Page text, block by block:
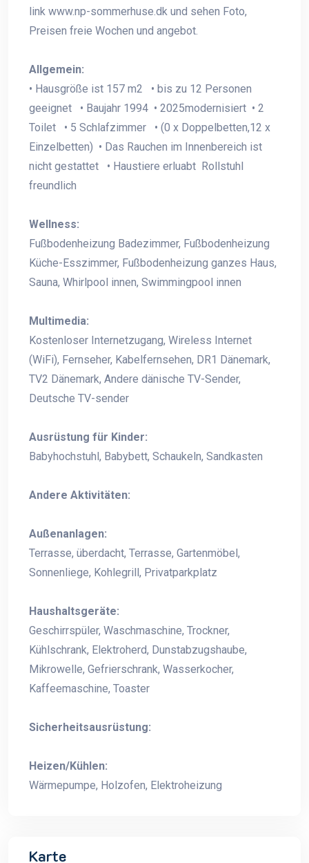
link www.np-sommerhuse.dk und sehen Foto,
Preisen freie Wochen und angebot.
Allgemein:
• Hausgröße ist 157 m2 • bis zu 12 Personen
geeignet • Baujahr 1994 • 2025modernisiert • 2
Toilet • 5 Schlafzimmer • (0 x Doppelbetten,12 x
Einzelbetten) • Das Rauchen im Innenbereich ist
nicht gestattet • Haustiere erluabt Rollstuhl
freundlich
Wellness:
Fußbodenheizung Badezimmer, Fußbodenheizung
Küche-Esszimmer, Fußbodenheizung ganzes Haus,
Sauna, Whirlpool innen, Swimmingpool innen
Multimedia:
Kostenloser Internetzugang, Wireless Internet
(WiFi), Fernseher, Kabelfernsehen, DR1 Dänemark,
TV2 Dänemark, Andere dänische TV-Sender,
Deutsche TV-sender
Ausrüstung für Kinder:
Babyhochstuhl, Babybett, Schaukeln, Sandkasten
Andere Aktivitäten:
Außenanlagen:
Terrasse, überdacht, Terrasse, Gartenmöbel,
Sonnenliege, Kohlegrill, Privatparkplatz
Haushaltsgeräte:
Geschirrspüler, Waschmaschine, Trockner,
Kühlschrank, Elektroherd, Dunstabzugshaube,
Mikrowelle, Gefrierschrank, Wasserkocher,
Kaffeemaschine, Toaster
Sicherheitsausrüstung:
Heizen/Kühlen:
Wärmepumpe, Holzofen, Elektroheizung
Karte